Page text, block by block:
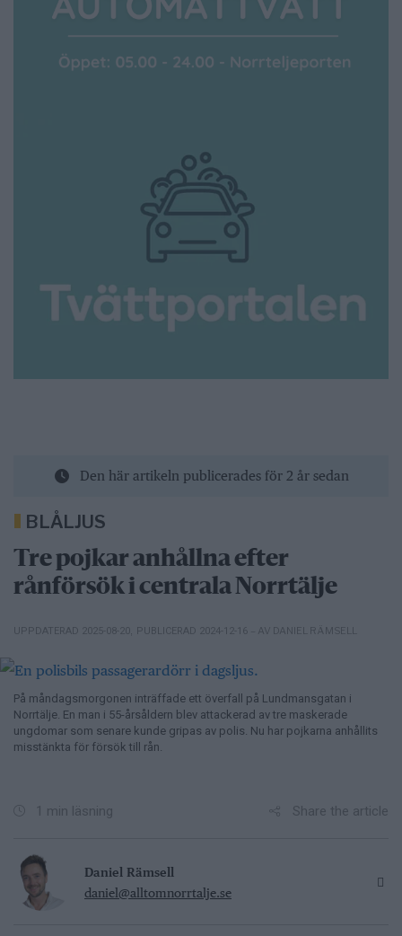
Den här artikeln publicerades för 2 år sedan
BLÅLJUS
Tre pojkar anhållna efter
rånförsök i centrala Norrtälje
UPPDATERAD 2025-08-20 PUBLICERAD 2024-12-16 – AV DANIEL RÄMSELL
På måndagsmorgonen inträffade ett överfall på Lundmansgatan i
Norrtälje. En man i 55-årsåldern blev attackerad av tre maskerade
ungdomar som senare kunde gripas av polis. Nu har pojkarna anhållits
misstänkta för försök till rån.
1 min läsning Share the article
Daniel Rämsell
daniel@alltomnorrtalje.se